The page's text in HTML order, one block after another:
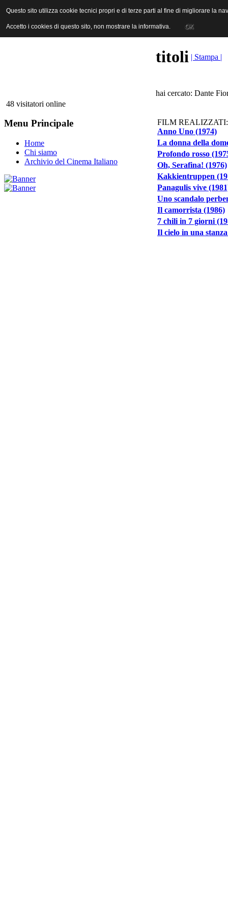
ANICA | Associazione Nazionale Industrie Cinematografiche
48 visitatori online
Menu Principale
Home
Chi siamo
Archivio del Cinema Italiano
titoli | Stampa |
hai cercato: Dante
FILM REALIZZATI:
Anno Uno (1974)
La donna della
Profondo rosso
Oh, Serafina! (1976)
Kakkientruppen
Panagulis vive
Uno scandalo
Il camorrista (1986)
7 chili in 7 giorni
Il cielo in una
Questo sito utilizza cookie tecnici propri e di terze parti al fine di migliorare la
Accetto i cookies di questo sito, non mostrare la informativa. OK
Questo sito utilizza cookie tecnici propri e di terze parti al fine di migliorare la
Accetto i cookies di questo sito, non mostrare la informativa. OK